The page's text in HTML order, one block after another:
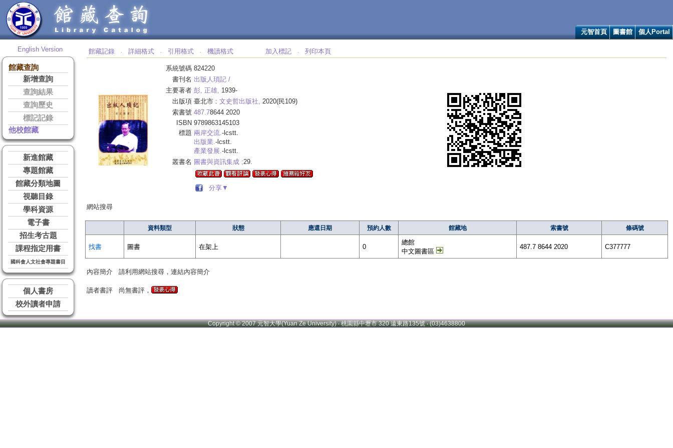
元智首頁 圖書館 個人Portal
English Version
館藏查詢
新增查詢
查詢結果
查詢歷史
標記記錄
他校館藏
新進館藏
專題館藏
館藏分類地圖
視聽目錄
學科資源
電子書
招生考古題
課程指定用書
國科會人文社會專題書目
個人書房
校外讀者申請
館藏記錄 ‧ 詳細格式 ‧ 引用格式 ‧ 機讀格式 加入標記 ‧ 列印本頁
系統號碼 824220
書刊名 出版人瑣記 /
主要著者 彭, 正雄, 1939-
出版項 臺北市 : 文史哲出版社, 2020(民109)
索書號 487.78644 2020
ISBN 9789863145103
標題 兩岸交流.-lcstt.
出版業.-lcstt.
產業發展.-lcstt.
叢書名 圖書與資訊集成 ;29.
分享▼
網站搜尋
資料類型 狀態 應還日期 預約人數 館藏地 索書號 條碼號
找書 圖書 在架上 0
總館
中文圖書區
487.7 8644 2020 C377777
內容簡介 請利用網站搜尋，連結內容簡介
讀者書評 尚無書評，
Copyright © 2007 元智大學(Yuan Ze University) ‧ 桃園縣中壢市 320 遠東路135號 ‧ (03)4638800